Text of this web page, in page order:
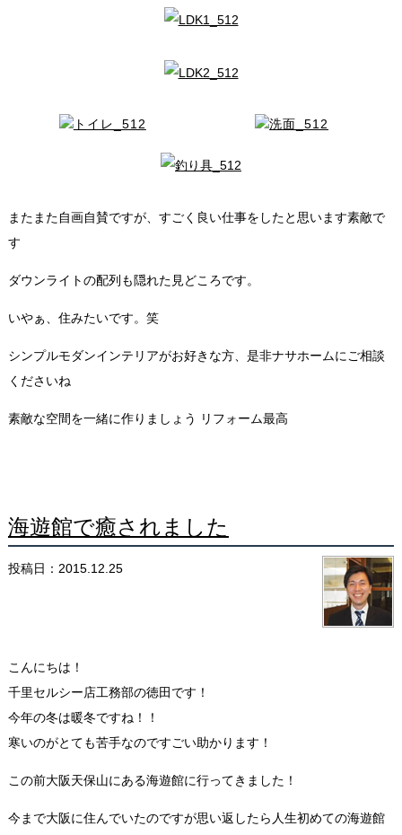
またまた自画自賛ですが、すごく良い仕事をしたと思います素敵で
す
ダウンライトの配列も隠れた見どころです。
いやぁ、住みたいです。笑
シンプルモダンインテリアがお好きな方、是非ナサホームにご相談
くださいね
素敵な空間を一緒に作りましょう リフォーム最高
海遊館で癒されました
投稿日：2015.12.25
こんにちは！
千里セルシー店工務部の徳田です！
今年の冬は暖冬ですね！！
寒いのがとても苦手なのですごい助かります！
この前大阪天保山にある海遊館に行ってきました！
今まで大阪に住んでいたのですが思い返したら人生初めての海遊館